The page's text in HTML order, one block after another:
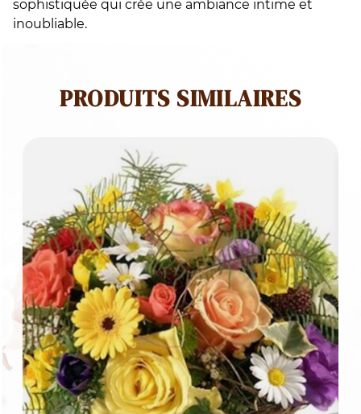
sophistiquée qui crée une ambiance intime et
inoubliable.
PRODUITS SIMILAIRES